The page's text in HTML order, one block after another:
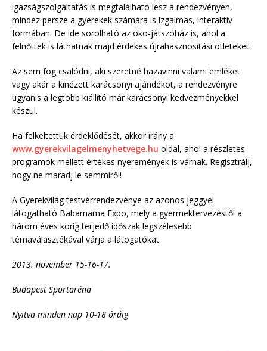
igazságszolgáltatás is megtalálható lesz a rendezvényen,
mindez persze a gyerekek számára is izgalmas, interaktív
formában. De ide sorolható az öko-játszóház is, ahol a
felnőttek is láthatnak majd érdekes újrahasznosítási ötleteket.
Az sem fog csalódni, aki szeretné hazavinni valami emléket
vagy akár a kinézett karácsonyi ajándékot, a rendezvényre
ugyanis a legtöbb kiállító már karácsonyi kedvezményekkel
készül.
Ha felkeltettük érdeklődését, akkor irány a
www.gyerekvilagelmenyhetvege.hu oldal, ahol a részletes
programok mellett értékes nyeremények is várnak. Regisztrálj,
hogy ne maradj le semmiről!
A Gyerekvilág testvérrendezvénye az azonos jeggyel
látogatható Babamama Expo, mely a gyermektervezéstől a
három éves korig terjedő időszak legszélesebb
témaválasztékával várja a látogatókat.
2013. november 15-16-17.
Budapest Sportaréna
Nyitva minden nap 10-18 óráig